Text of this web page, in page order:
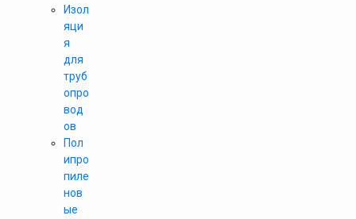
Изол
яци
я
для
труб
опро
вод
ов
Пол
ипро
пиле
нов
ые